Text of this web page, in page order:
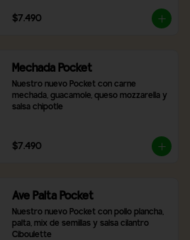
$7.490
Mechada Pocket
Nuestro nuevo Pocket con carne
mechada, guacamole, queso mozzarella y
salsa chipotle
$7.490
Ave Palta Pocket
Nuestro nuevo Pocket con pollo plancha,
palta, mix de semillas y salsa cilantro
Ciboulette